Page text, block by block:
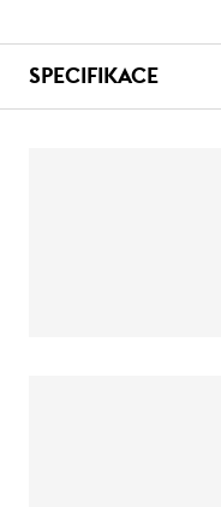
SPECIFIKACE